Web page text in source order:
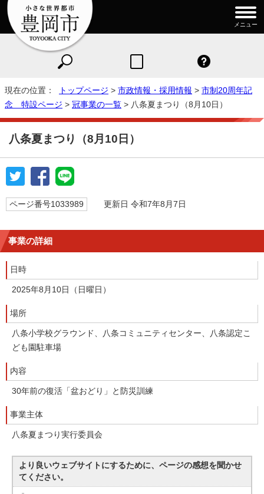
メニュー
現在の位置： トップページ > 市政情報・採用情報 > 市制20周年記
念 特設ページ > 冠事業の一覧 > 八条夏まつり（8月10日）
八条夏まつり（8月10日）
ページ番号1033989 更新日 令和7年8月7日
事業の詳細
日時
2025年8月10日（日曜日）
場所
八条小学校グラウンド、八条コミュニティセンター、八条認定こ
ども園駐車場
内容
30年前の復活「盆おどり」と防災訓練
事業主体
八条夏まつり実行委員会
より良いウェブサイトにするために、ページの感想を聞かせ
てください。